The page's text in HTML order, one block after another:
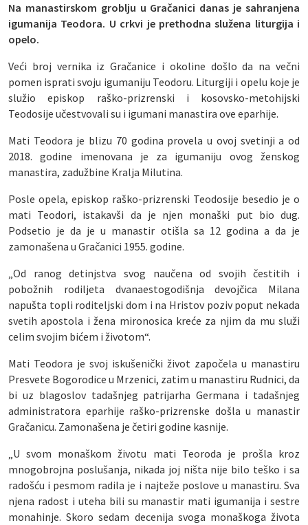
Na manastirskom groblju u Gračanici danas je sahranjena
igumanija Teodora. U crkvi je prethodna služena liturgija i
opelo.
Veći broj vernika iz Gračanice i okoline došlo da na večni
pomen isprati svoju igumaniju Teodoru. Liturgiji i opelu koje je
služio episkop raško-prizrenski i kosovsko-metohijski
Teodosije učestvovali su i igumani manastira ove eparhije.
Mati Teodora je blizu 70 godina provela u ovoj svetinji a od
2018. godine imenovana je za igumaniju ovog ženskog
manastira, zadužbine Kralja Milutina.
Posle opela, episkop raško-prizrenski Teodosije besedio je o
mati Teodori, istakavši da je njen monaški put bio dug.
Podsetio je da je u manastir otišla sa 12 godina a da je
zamonašena u Gračanici 1955. godine.
„Od ranog detinjstva svog naučena od svojih čestitih i
pobožnih rodiljeta dvanaestogodišnja devojčica Milana
napušta topli roditeljski dom i na Hristov poziv poput nekada
svetih apostola i žena mironosica kreće za njim da mu služi
celim svojim bićem i životom“.
Mati Teodora je svoj iskušenički život započela u manastiru
Presvete Bogorodice u Mrzenici, zatim u manastiru Rudnici, da
bi uz blagoslov tadašnjeg patrijarha Germana i tadašnjeg
administratora eparhije raško-prizrenske došla u manastir
Gračanicu. Zamonašena je četiri godine kasnije.
„U svom monaškom životu mati Teoroda je prošla kroz
mnogobrojna poslušanja, nikada joj ništa nije bilo teško i sa
radošću i pesmom radila je i najteže poslove u manastiru. Sva
njena radost i uteha bili su manastir mati igumanija i sestre
monahinje. Skoro sedam decenija svoga monaškoga života